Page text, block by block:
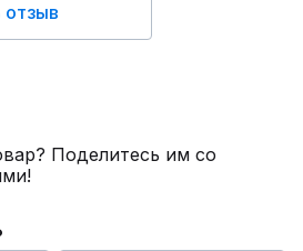
отзыв
Поделитесь им со